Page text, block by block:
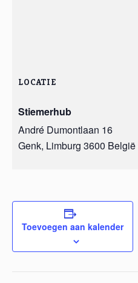
LOCATIE
Stiemerhub
André Dumontlaan 16
Genk, Limburg 3600 België
Toevoegen aan kalender